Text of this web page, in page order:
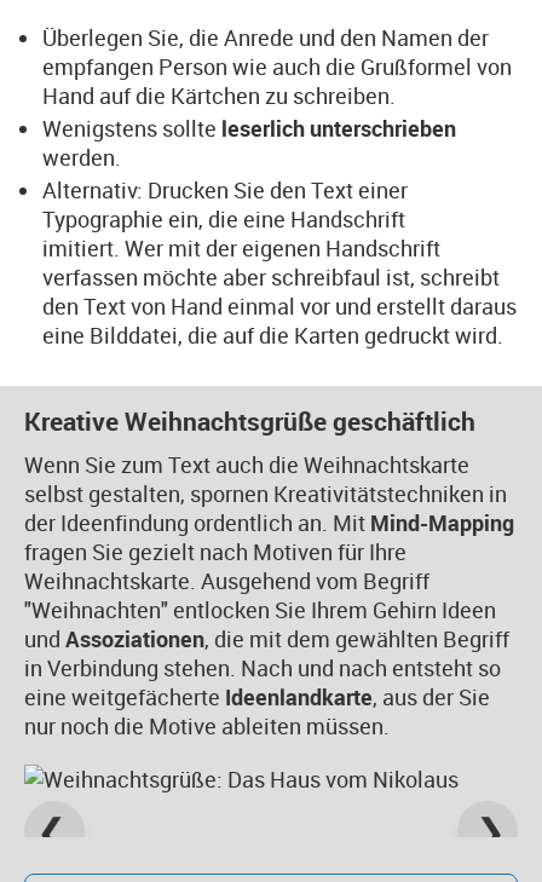
Überlegen Sie, die Anrede und den Namen der
empfangen Person wie auch die Grußformel von
Hand auf die Kärtchen zu schreiben.
Wenigstens sollte leserlich unterschrieben
werden.
Alternativ: Drucken Sie den Text einer
Typographie ein, die eine Handschrift
imitiert. Wer mit der eigenen Handschrift
verfassen möchte aber schreibfaul ist, schreibt
den Text von Hand einmal vor und erstellt daraus
eine Bilddatei, die auf die Karten gedruckt wird.
Kreative Weihnachtsgrüße geschäftlich
Wenn Sie zum Text auch die Weihnachtskarte
selbst gestalten, spornen Kreativitätstechniken in
der Ideenfindung ordentlich an. Mit Mind-Mapping
fragen Sie gezielt nach Motiven für Ihre
Weihnachtskarte. Ausgehend vom Begriff
"Weihnachten" entlocken Sie Ihrem Gehirn Ideen
und Assoziationen, die mit dem gewählten Begriff
in Verbindung stehen. Nach und nach entsteht so
eine weitgefächerte Ideenlandkarte, aus der Sie
nur noch die Motive ableiten müssen.
❮ ❯